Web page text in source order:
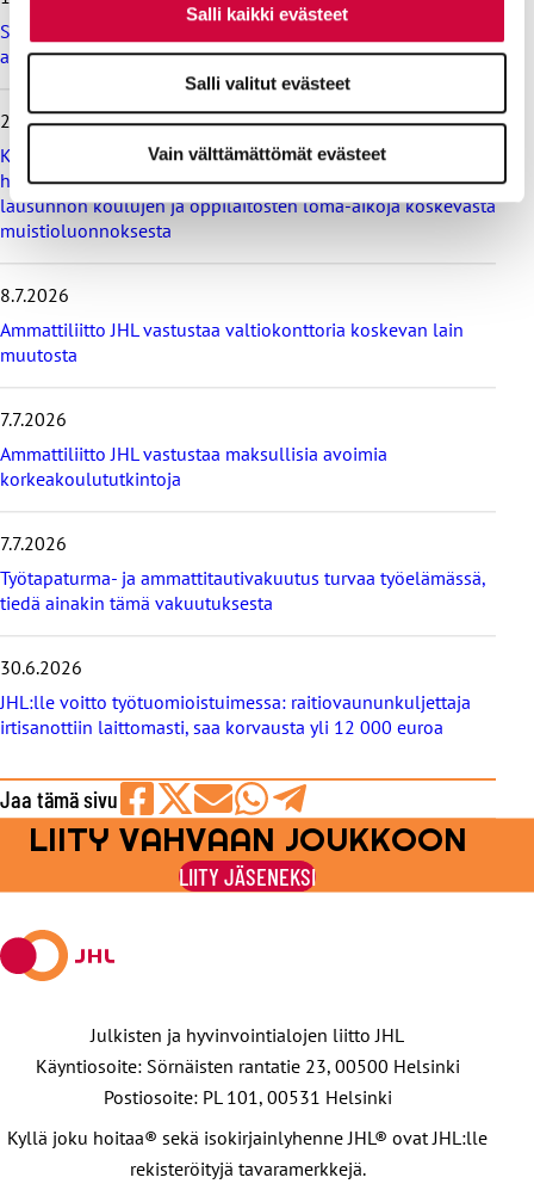
Salli kaikki evästeet
Salli valitut evästeet
Vain välttämättömät evästeet
t
a
v
m
e
i
s
i
ä
t
u
t
i
e
t
Suomalaisen työelämän tasapaino on hukassa, toteaa
ammattiliitto JHL:n kyselytutkimus
28.7.2026
Koulutus ja kasvatus pitää järjestää lasten ja nuorten
hyvinvoinnin ehdoilla – Ammattiliitto JHL on antanut
lausunnon koulujen ja oppilaitosten loma-aikoja koskevasta
muistioluonnoksesta
8.7.2026
Ammattiliitto JHL vastustaa valtiokonttoria koskevan lain
muutosta
7.7.2026
Ammattiliitto JHL vastustaa maksullisia avoimia
korkeakoulututkintoja
7.7.2026
Työtapaturma- ja ammattitautivakuutus turvaa työelämässä,
tiedä ainakin tämä vakuutuksesta
30.6.2026
JHL:lle voitto työtuomioistuimessa: raitiovaununkuljettaja
irtisanottiin laittomasti, saa korvausta yli 12 000 euroa
Jaa tämä sivu
Jaa
Facebookissa
Jaa
viestipalvelu
X:ssä
Jaa
sähköpostilla
Jaa
WhatsAppilla
Jaa
Telegramilla
LIITY VAHVAAN JOUKKOON
LIITY JÄSENEKSI
Julkisten ja hyvinvointialojen liitto JHL
Käyntiosoite: Sörnäisten rantatie 23, 00500 Helsinki
Postiosoite: PL 101, 00531 Helsinki
Kyllä joku hoitaa® sekä isokirjainlyhenne JHL® ovat JHL:lle
rekisteröityjä tavaramerkkejä.